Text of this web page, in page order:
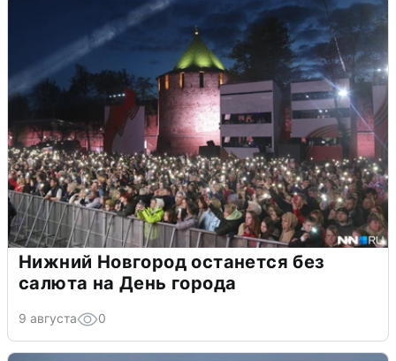
Нижний Новгород останется без
салюта на День города
9 августа 0